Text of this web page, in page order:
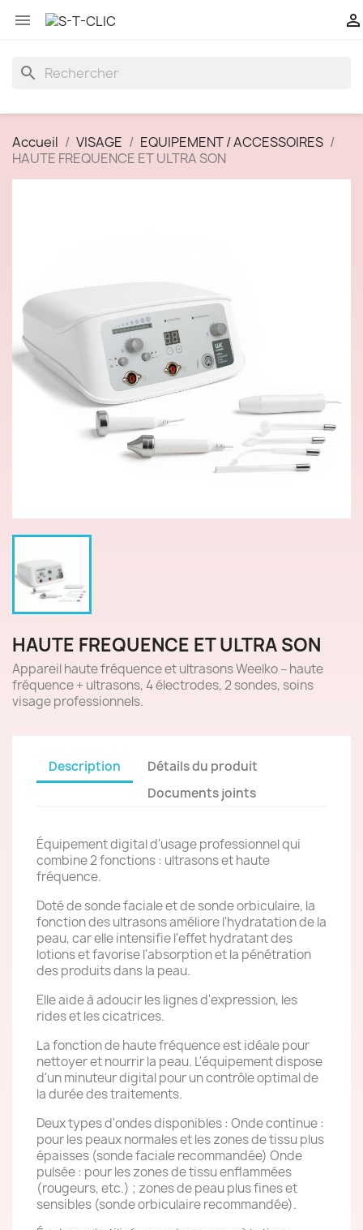
 
search
Accueil VISAGE
EQUIPEMENT / ACCESSOIRES
HAUTE FREQUENCE ET ULTRA SON
HAUTE FREQUENCE ET ULTRA SON
Appareilhaute fréquence et ultrasonsWeelko – haute
fréquence + ultrasons, 4 électrodes, 2 sondes, soins
visage professionnels.
Description
Détails du produit
Documents joints
Équipement digital d'usage professionnel qui
combine 2 fonctions : ultrasons et haute
fréquence.
Doté de sonde faciale et de sonde orbiculaire, la
fonction des ultrasons améliore l'hydratation de la
peau, car elle intensifie l'effet hydratant des
lotions et favorise l'absorption et la pénétration
des produits dans la peau.
Elle aide à adoucir les lignes d'expression, les
rides et les cicatrices.
La fonction de haute fréquence est idéale pour
nettoyer et nourrir la peau. L'équipement dispose
d'un minuteur digital pour un contrôle optimal de
la durée des traitements.
Deux types d'ondes disponibles : Onde continue :
pour les peaux normales et les zones de tissu plus
épaisses (sonde faciale recommandée) Onde
pulsée : pour les zones de tissu enflammées
(rougeurs, etc.) ; zones de peau plus fines et
sensibles (sonde orbiculaire recommandée).